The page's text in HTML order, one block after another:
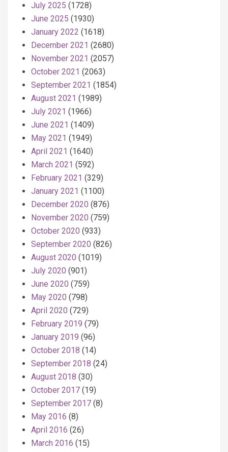
July 2025 (1728)
June 2025 (1930)
January 2022 (1618)
December 2021 (2680)
November 2021 (2057)
October 2021 (2063)
September 2021 (1854)
August 2021 (1989)
July 2021 (1966)
June 2021 (1409)
May 2021 (1949)
April 2021 (1640)
March 2021 (592)
February 2021 (329)
January 2021 (1100)
December 2020 (876)
November 2020 (759)
October 2020 (933)
September 2020 (826)
August 2020 (1019)
July 2020 (901)
June 2020 (759)
May 2020 (798)
April 2020 (729)
February 2019 (79)
January 2019 (96)
October 2018 (14)
September 2018 (24)
August 2018 (30)
October 2017 (19)
September 2017 (8)
May 2016 (8)
April 2016 (26)
March 2016 (15)